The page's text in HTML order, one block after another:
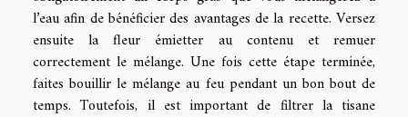
l’eau afin de bénéficier des avantages de la recette. Versez
ensuite la fleur émietter au contenu et remuer
correctement le mélange. Une fois cette étape terminée,
faites bouillir le mélange au feu pendant un bon bout de
temps. Toutefois, il est important de filtrer la tisane